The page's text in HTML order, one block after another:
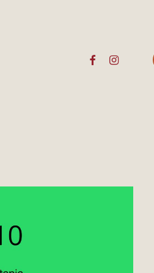
FACEBOOKINSTAGRAM